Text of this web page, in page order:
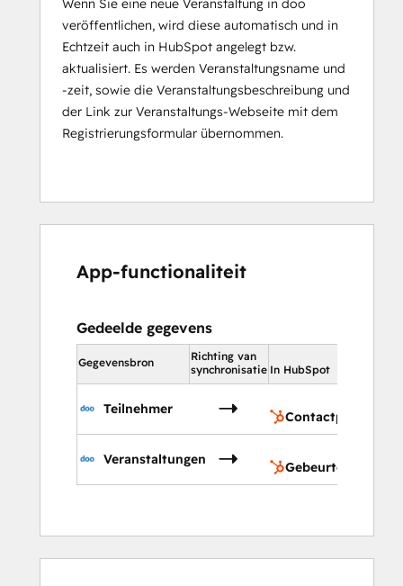
Wenn Sie eine neue Veranstaltung in doo
veröffentlichen, wird diese automatisch und in
Echtzeit auch in HubSpot angelegt bzw.
aktualisiert. Es werden Veranstaltungsname und
-zeit, sowie die Veranstaltungsbeschreibung und
der Link zur Veranstaltungs-Webseite mit dem
Registrierungsformular übernommen.
App-functionaliteit
Gedeelde gegevens
Gegevensbron
Richting van
synchronisatie In HubSpot
Teilnehmer
Contactpersonen
Veranstaltungen
Gebeurtenissen